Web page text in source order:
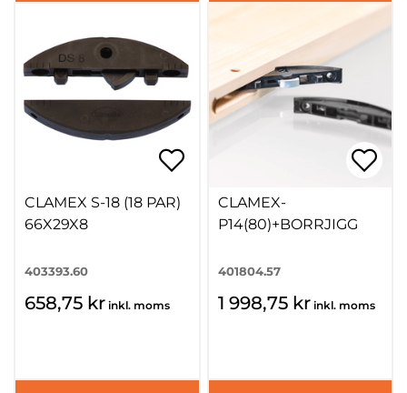
CLAMEX S-18 (18 PAR)
66X29X8
403393.60
658,75 kr inkl. moms
CLAMEX-
P14(80)+BORRJIGG
401804.57
1 998,75 kr inkl. moms